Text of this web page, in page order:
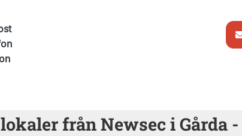
från Newsec i Gårda -